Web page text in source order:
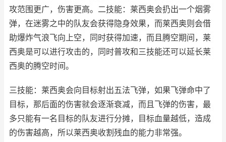
攻范围更广，伤害更高。二技能：莱西奥会扔出一个烟雾
弹，在迷雾之中的队友会获得隐身效果，而莱西奥则会借
助爆炸气浪飞向上空，同时获得加速，而且腾空期间，莱
西奥是可以进行攻击的，同时普攻和三技能还可以延长莱
西奥的腾空时间。
三技能：莱西奥会向目标射出五法飞弹，如果飞弹命中了
目标，那后面的伤害就会逐渐衰减，而且飞弹的伤害，最
多只能有一名目标的队友进行分摊，目标血量越低，造成
的伤害越高，所以莱西奥收割残血的能力非常强。